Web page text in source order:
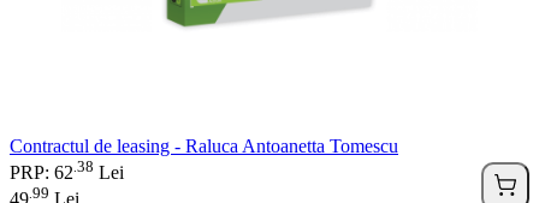
Contractul de leasing - Raluca Antoanetta Tomescu
PRP: 62 38 Lei
99